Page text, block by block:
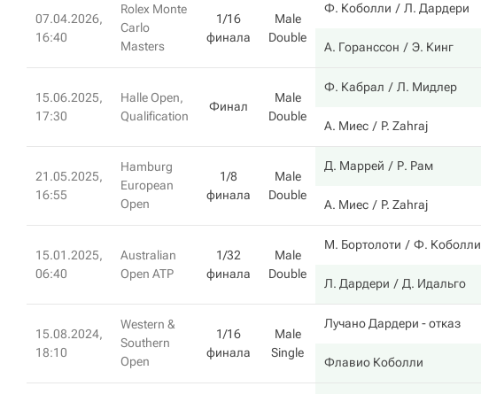
07.04.2026,
16:40
Rolex Monte
Carlo
Masters
1/16
финала
Male
Double
Ф. Коболли Л. Дардери
А. Горанссон Э. Кинг
15.06.2025,
17:30
Halle Open,
Qualification
Финал
Male
Double
Ф. Кабрал Л. Мидлер
А. Миес P. Zahraj
21.05.2025,
16:55
Hamburg
European
Open
1/8
финала
Male
Double
Д. Маррей Р. Рам
А. Миес P. Zahraj
15.01.2025,
06:40
Australian
Open ATP
1/32
финала
Male
Double
М. Бортолоти Ф. Коболли
Л. Дардери Д. Идальго
15.08.2024,
18:10
Western &
Southern
Open
1/16
финала
Male
Single
Лучано Дардери - отказ
Флавио Коболли